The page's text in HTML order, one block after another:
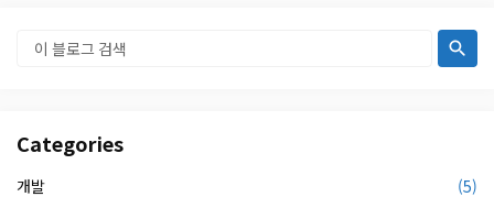
Categories
개발
(5)